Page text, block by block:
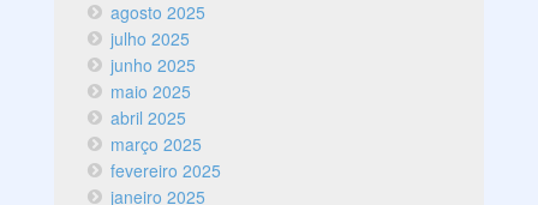
agosto 2025
julho 2025
junho 2025
maio 2025
abril 2025
março 2025
fevereiro 2025
janeiro 2025